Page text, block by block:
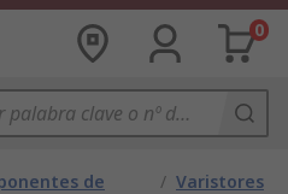
0
de
/ Varistores